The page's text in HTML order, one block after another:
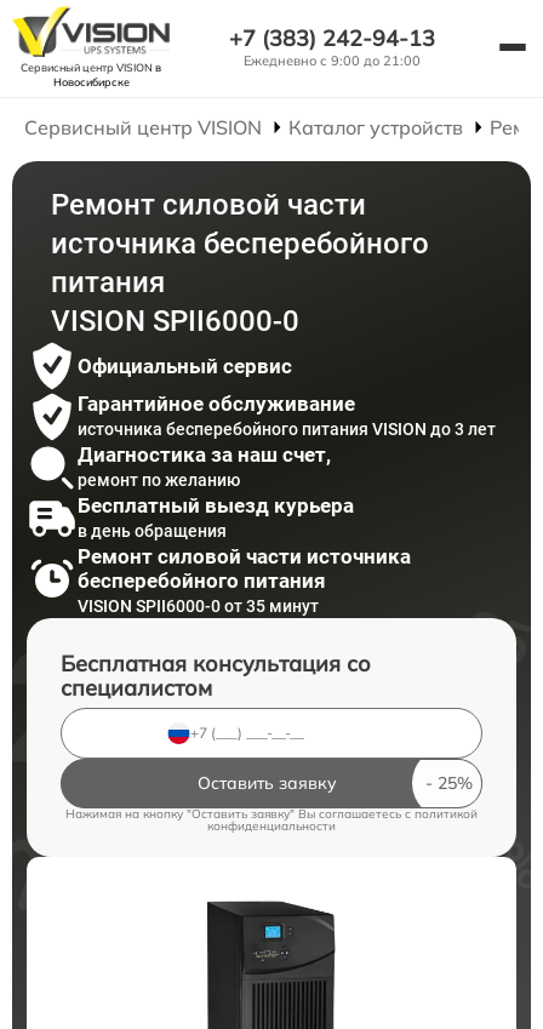
Сервисный центр VISION в
Новосибирске
+7 (383) 242-94-13
Ежедневно с 9:00 до 21:00
Сервисный центр VISION Каталог устройств
Ремонт силовой части
источника бесперебойного
питания
VISION SPII6000-0
Официальный сервис
Гарантийное обслуживание
источника бесперебойного питания VISION до 3 лет
Диагностика за наш счет,
ремонт по желанию
Бесплатный выезд курьера
в день обращения
Ремонт силовой части источника
бесперебойного питания
VISION SPII6000-0 от 35 минут
Бесплатная консультация со
специалистом
Оставить заявку
Нажимая на кнопку "Оставить заявку" Вы соглашаетесь cполитикой
конфиденциальности